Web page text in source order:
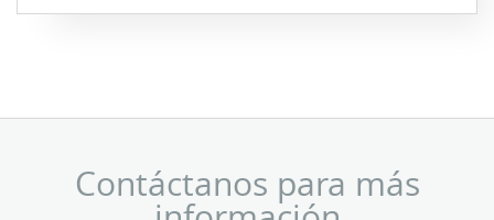
Contáctanos para más